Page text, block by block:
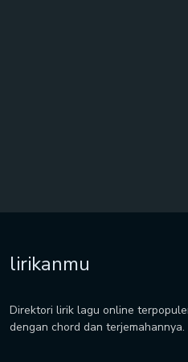
lirikanmu
Direktori lirik lagu online
dengan chord dan terjemahannya.